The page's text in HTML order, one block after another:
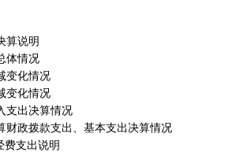
算说明
体情况
变化情况
变化情况
支出决算情况
财政拨款支出、基本支出决算情况
费支出说明